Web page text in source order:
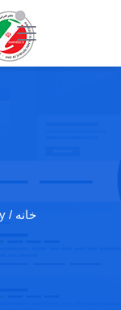
خانه / Case Study / کلاه ایمنی که…